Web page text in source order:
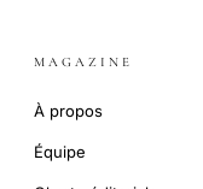
MAGAZINE
À propos
Équipe